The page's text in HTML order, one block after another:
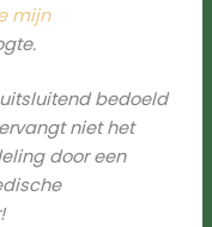
mijn
bedoeld
niet het
door een